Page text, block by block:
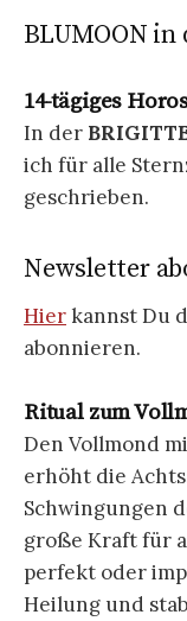
BLUMOON
14-tägiges
In der
ich für alle
geschrieben.
Newsletter
Hierkannst Du
abonnieren.
Ritual zum
Den Vollmond
erhöht die
Schwingungen
große Kraft für
perfekt oder
Heilung und